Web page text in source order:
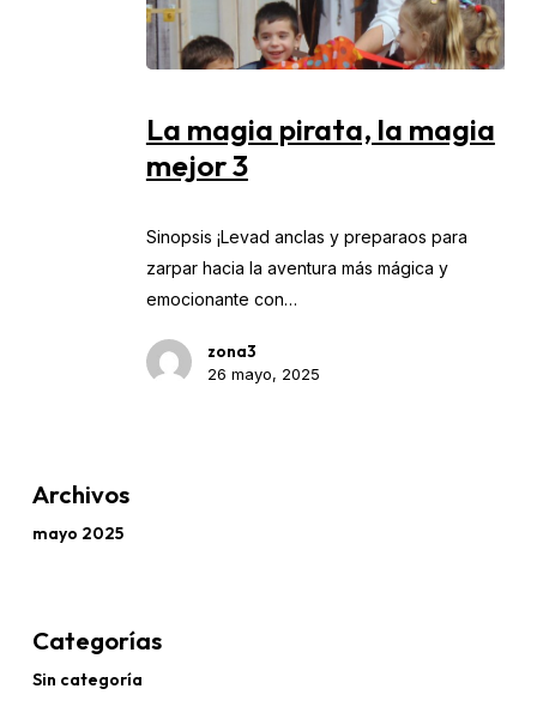
pirata,
la
mejor
3
La magia pirata, la magia
mejor 3
Sinopsis ¡Levad anclas y preparaos para
zarpar hacia la aventura más mágica y
emocionante con…
zona3
26 mayo, 2025
Archivos
mayo 2025
Categorías
Sin categoría